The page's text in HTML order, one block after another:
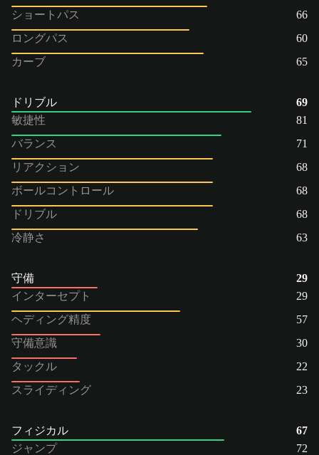
ショートパス
66
ロングパス
60
カーブ
65
ドリブル
69
敏捷性
81
バランス
71
リアクション
68
ボールコントロール
68
ドリブル
68
冷静さ
63
守備
29
インターセプト
29
ヘディング精度
57
守備意識
30
タックル
22
スライディング
23
フィジカル
67
ジャンプ
72